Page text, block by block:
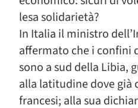
lesa solidarietà?
In Italia il ministro
affermato che i confini
sono a sud della Libia,
alla latitudine dove
francesi; alla sua